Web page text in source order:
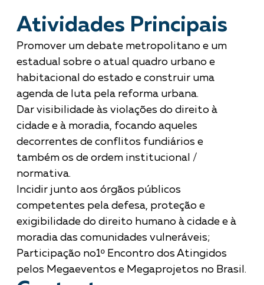
Atividades Principais
Promover um debate metropolitano e um
estadual sobre o atual quadro urbano e
habitacional do estado e construir uma
agenda de luta pela reforma urbana.
Dar visibilidade às violações do direito à
cidade e à moradia, focando aqueles
decorrentes de conflitos fundiários e
também os de ordem institucional /
normativa.
Incidir junto aos órgãos públicos
competentes pela defesa, proteção e
exigibilidade do direito humano à cidade e à
moradia das comunidades vulneráveis;
Participação no1º Encontro dos Atingidos
pelos Megaeventos e Megaprojetos no Brasil.